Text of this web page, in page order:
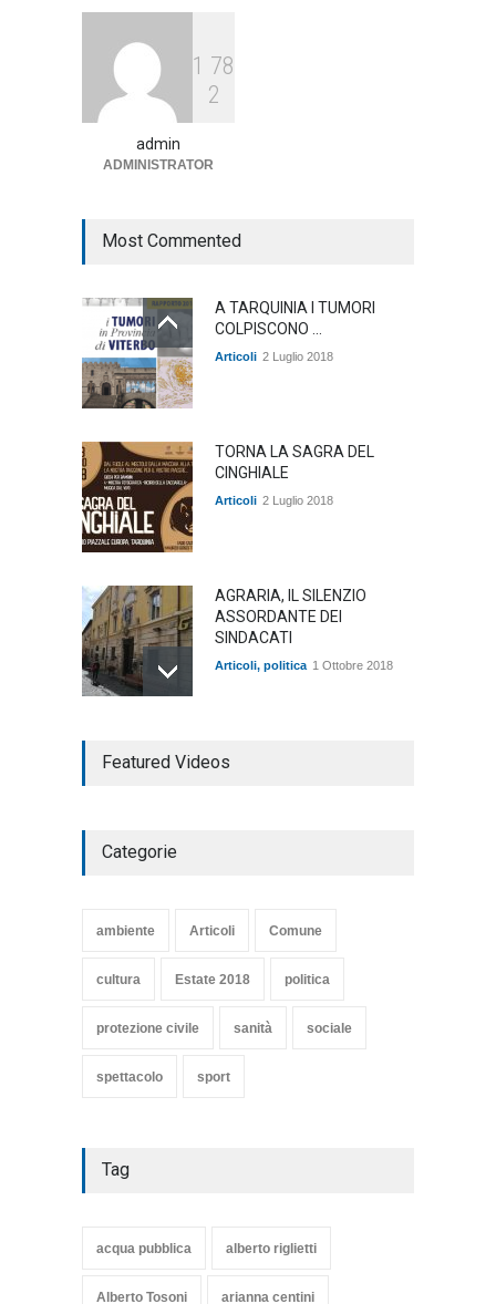
Agricoltura, dal Governo
arrivano i pagamenti PAC, la
1 78
2
admin
ADMINISTRATOR
Most Commented
A TARQUINIA I TUMORI
COLPISCONO ...
Articoli 2 Luglio 2018
TORNA LA SAGRA DEL
CINGHIALE
Articoli 2 Luglio 2018
AGRARIA, IL SILENZIO
ASSORDANTE DEI
SINDACATI
Articoli, politica 1 Ottobre 2018
COMMEDIA"
TARQUINIA
Featured Videos
Categorie
ambiente Articoli Comune
cultura Estate 2018 politica
protezione civile sanità sociale
spettacolo sport
Tag
acqua pubblica alberto riglietti
Alberto Tosoni arianna centini